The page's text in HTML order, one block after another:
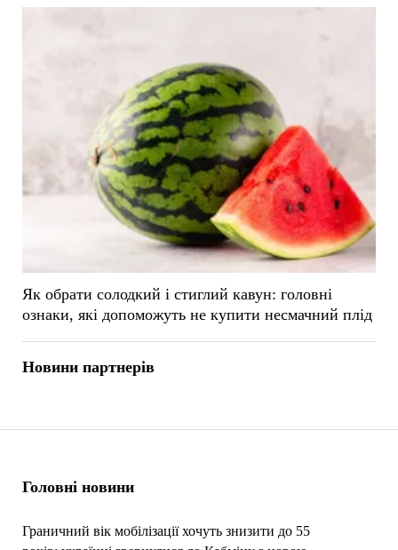
Головні новини
Граничний вік мобілізації хочуть знизити до 55
Як обрати солодкий і стиглий кавун: головні
ознаки, які допоможуть не купити несмачний плід
Новини партнерів